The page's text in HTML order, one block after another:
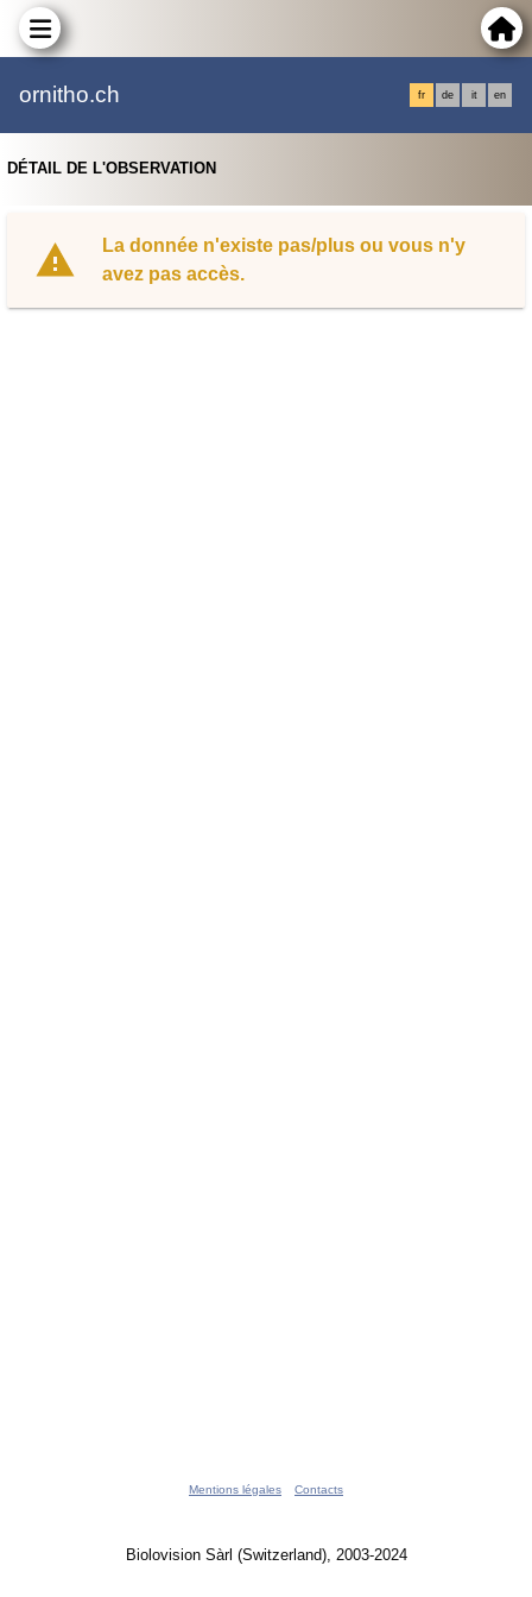
ornitho.ch fr de it en
DÉTAIL DE L'OBSERVATION
La donnée n'existe pas/plus ou vous n'y
avez pas accès.
Mentions légales Contacts
Biolovision Sàrl (Switzerland), 2003-2024